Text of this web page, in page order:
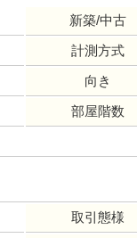
新築/中古
計測方式
向き
部屋階数
取引態様